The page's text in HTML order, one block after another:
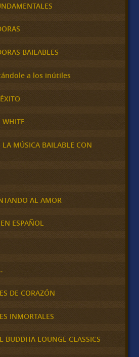
BAILABLES
a los inútiles
WHITE
MÚSICA BAILABLE CON
AL AMOR
ESPAÑOL
DE CORAZÓN
INMORTALES
BUDDHA LOUNGE CLASSICS